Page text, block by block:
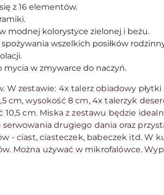
z 16 elementów.
modnej kolorystyce zielonej i beżu.
wszelkich posiłków
mycia w zmywarce do naczyń.
W zestawie: 4x talerz obiadowy
cm, wysokość 8 cm, 4x talerzyk
cm. Miska z zestawu będzie
drugiego dania oraz
- ciast, ciasteczek, babeczek itd. W
Można używać w mikrofalówce.